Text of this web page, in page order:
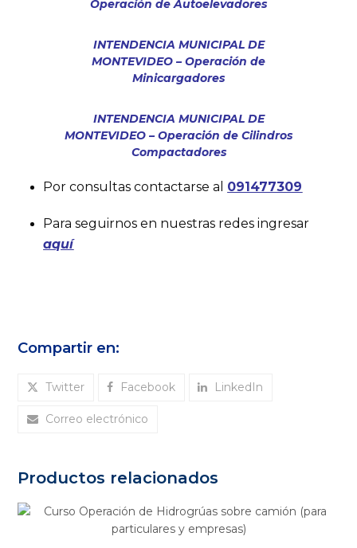
Operación de Autoelevadores
INTENDENCIA MUNICIPAL DE
MONTEVIDEO – Operación de
Minicargadores
INTENDENCIA MUNICIPAL DE
MONTEVIDEO – Operación de Cilindros
Compactadores
Por consultas contactarse al 091477309
Para seguirnos en nuestras redes ingresar
aquí
Compartir en:
Twitter Facebook LinkedIn
Correo electrónico
Productos relacionados